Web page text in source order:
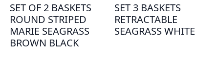
SET OF 2 BASKETS
ROUND STRIPED
MARIE SEAGRASS
BROWN BLACK
SET 3 BASKETS
RETRACTABLE
SEAGRASS WHITE